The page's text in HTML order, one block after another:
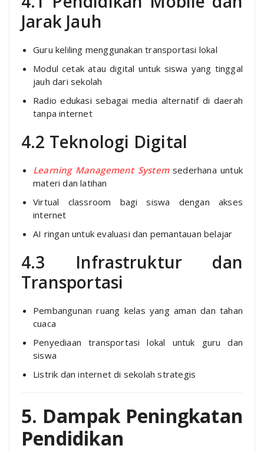
Jarak Jauh
Guru keliling menggunakan transportasi lokal
Modul cetak atau digital untuk siswa yang tinggal
jauh dari sekolah
Radio edukasi sebagai media alternatif di daerah
tanpa internet
4.2 Teknologi Digital
Learning Management Systemsederhana untuk
materi dan latihan
Virtual classroom bagi siswa dengan akses
internet
AI ringan untuk evaluasi dan pemantauan belajar
4.3 Infrastruktur dan
Transportasi
Pembangunan ruang kelas yang aman dan tahan
cuaca
Penyediaan transportasi lokal untuk guru dan
siswa
Listrik dan internet di sekolah strategis
5. Dampak Peningkatan
Pendidikan